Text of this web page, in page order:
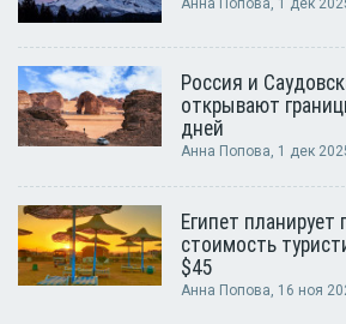
Анна Попова, 1 дек
Россия и
открывают
дней
Анна Попова, 1 дек
Египет планирует
стоимость
$45
Анна Попова, 16 ноя